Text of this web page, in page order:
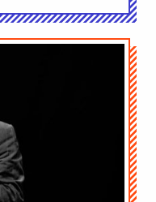
Audio-
Player